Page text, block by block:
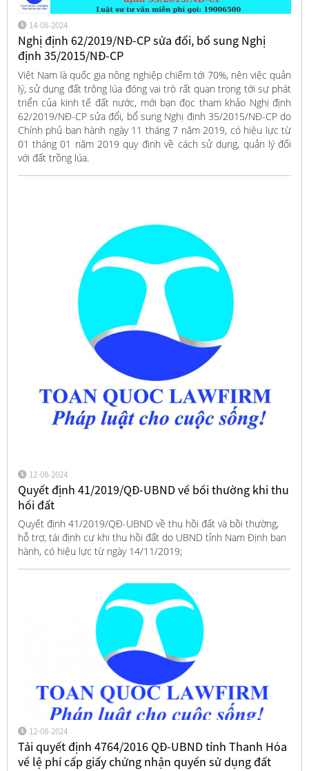
14-08-2024
Nghị định 62/2019/NĐ-CP sửa đổi, bổ sung Nghị
định 35/2015/NĐ-CP
Việt Nam là quốc gia nông nghiệp chiếm tới 70%, nên việc quản
lý, sử dụng đất trông lúa đóng vai trò rất quan trọng tới sự phát
triển của kinh tế đất nước, mới bạn đọc tham khảo Nghị định
62/2019/NĐ-CP sửa đổi, bổ sung Nghị định 35/2015/NĐ-CP do
Chính phủ ban hành ngày 11 tháng 7 năm 2019, có hiệu lực từ
01 tháng 01 năm 2019 quy định về cách sử dụng, quản lý đối
với đất trồng lúa.
12-08-2024
Quyết định 41/2019/QĐ-UBND về bồi thường khi thu
hồi đất
Quyết định 41/2019/QĐ-UBND về thu hồi đất và bồi thường,
hỗ trợ, tái định cư khi thu hồi đất do UBND tỉnh Nam Định ban
hành, có hiệu lực từ ngày 14/11/2019;
12-08-2024
Tải quyết định 4764/2016 QĐ-UBND tỉnh Thanh Hóa
về lệ phí cấp giấy chứng nhận quyền sử dụng đất